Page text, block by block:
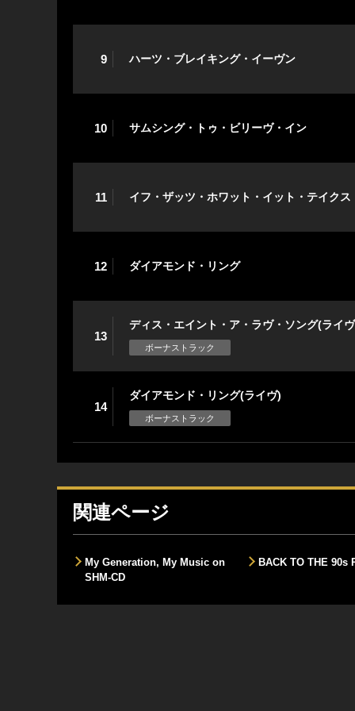
9 ハーツ・ブレイキング・イーヴン
10 サムシング・トゥ・ビリーヴ・イン
11 イフ・ザッツ・ホワット・イット・テイクス
12 ダイアモンド・リング
13
ディス・エイント・ア・ラヴ・ソング(ライ
ボーナストラック
14
ダイアモンド・リング(ライヴ)
ボーナストラック
関連ページ
My Generation, My Music on
SHM-CD
BACK TO THE 90s